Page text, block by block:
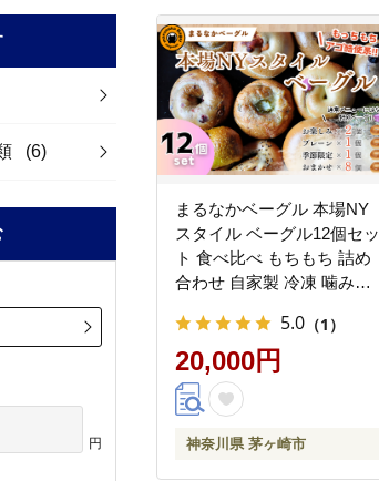
(6)
円
まるなかベーグル 本場NY
スタイル ベーグル12個セッ
ト 食べ比べ もちもち 詰め
合わせ 自家製 冷凍 噛み応
ト バラエティ お取り寄せ
グルメ 送料無料 神奈川県
茅ヶ崎市
5.0 （1）
20,000円
神奈川県 茅ヶ崎市